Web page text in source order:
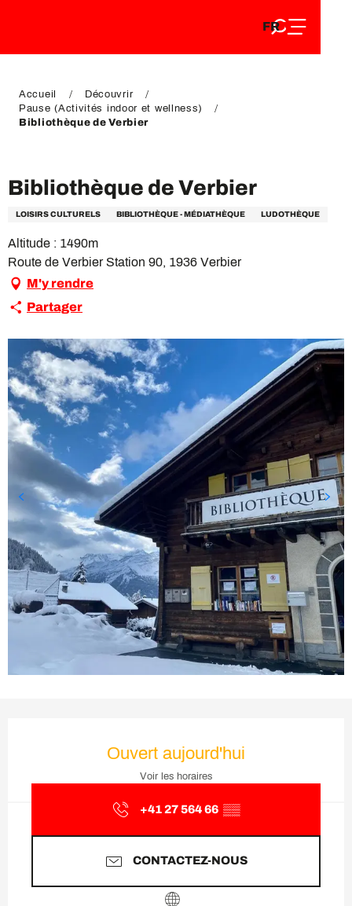
DE
FR
EN
Accueil
Découvrir
Pause (Activités indoor et wellness)
Bibliothèque de Verbier
Bibliothèque de Verbier
LOISIRS CULTURELS BIBLIOTHÈQUE - MÉDIATHÈQUE LUDOTHÈQUE
Altitude : 1490m
Route de Verbier Station 90, 1936 Verbier
M'y rendre
Partager
Ouvert aujourd'hui
Voir les horaires
+41 27 564 66 ▒▒
CONTACTEZ-NOUS